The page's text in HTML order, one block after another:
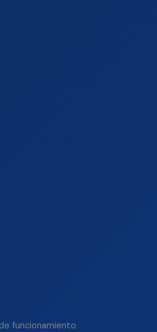
funcionamiento